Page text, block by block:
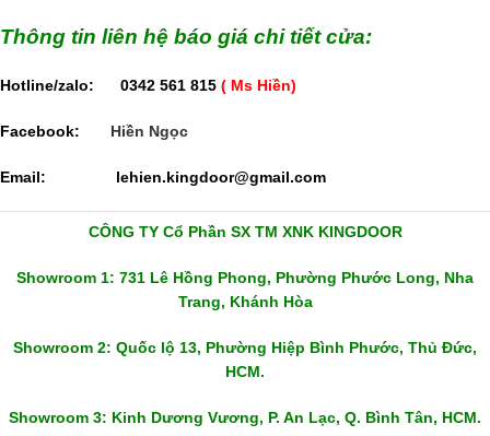
Thông tin liên hệ báo giá chi tiết cửa:
Hotline/zalo: 0342 561 815 ( Ms Hiền)
Facebook: Hiền Ngọc
Email: lehien.kingdoor@gmail.com
CÔNG TY Cổ Phần SX TM XNK KINGDOOR
Showroom 1: 731 Lê Hồng Phong, Phường Phước Long, Nha
Trang, Khánh Hòa
Showroom 2: Quốc lộ 13, Phường Hiệp Bình Phước, Thủ Đức,
HCM.
Showroom 3: Kinh Dương Vương, P. An Lạc, Q. Bình Tân, HCM.